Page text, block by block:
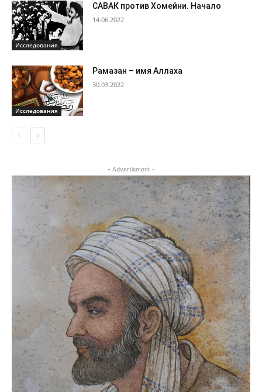
Исследования
САВАК против Хомейни. Начало
14.06.2022
Исследования
Рамазан – имя Аллаха
30.03.2022
- Advertisment -